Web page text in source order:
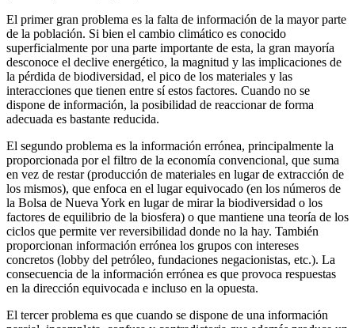
El primer gran problema es la falta de información de la mayor parte
de la población. Si bien el cambio climático es conocido
superficialmente por una parte importante de esta, la gran mayoría
desconoce el declive energético, la magnitud y las implicaciones de
la pérdida de biodiversidad, el pico de los materiales y las
interacciones que tienen entre sí estos factores. Cuando no se
dispone de información, la posibilidad de reaccionar de forma
adecuada es bastante reducida.
El segundo problema es la información errónea, principalmente la
proporcionada por el filtro de la economía convencional, que suma
en vez de restar (producción de materiales en lugar de extracción de
los mismos), que enfoca en el lugar equivocado (en los números de
la Bolsa de Nueva York en lugar de mirar la biodiversidad o los
factores de equilibrio de la biosfera) o que mantiene una teoría de los
ciclos que permite ver reversibilidad donde no la hay. También
proporcionan información errónea los grupos con intereses
concretos (lobby del petróleo, fundaciones negacionistas, etc.). La
consecuencia de la información errónea es que provoca respuestas
en la dirección equivocada e incluso en la opuesta.
El tercer problema es que cuando se dispone de una información